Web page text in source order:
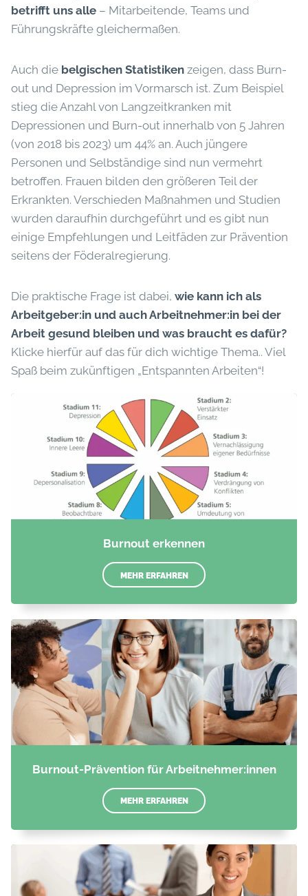
betrifft uns alle – Mitarbeitende, Teams und
Führungskräfte gleichermaßen.
Auch die belgischen Statistiken zeigen, dass Burn-
out und Depression im Vormarsch ist. Zum Beispiel
stieg die Anzahl von Langzeitkranken mit
Depressionen und Burn-out innerhalb von 5 Jahren
(von 2018 bis 2023) um 44% an. Auch jüngere
Personen und Selbständige sind nun vermehrt
betroffen. Frauen bilden den größeren Teil der
Erkrankten. Verschieden Maßnahmen und Studien
wurden daraufhin durchgeführt und es gibt nun
einige Empfehlungen und Leitfäden zur Prävention
seitens der Föderalregierung.
Die praktische Frage ist dabei, wie kann ich als
Arbeitgeber:in und auch Arbeitnehmer:in bei der
Arbeit gesund bleiben und was braucht es dafür?
Klicke hierfür auf das für dich wichtige Thema.. Viel
Spaß beim zukünftigen „Entspannten Arbeiten“!
Burnout erkennen
MEHR ERFAHREN
Burnout-Prävention für Arbeitnehmer:innen
MEHR ERFAHREN